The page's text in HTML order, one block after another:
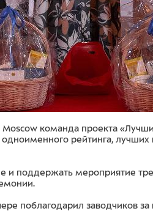
команда проекта
рейтинга, лучших
и поддержать мероприятие
поблагодарил заводчиков